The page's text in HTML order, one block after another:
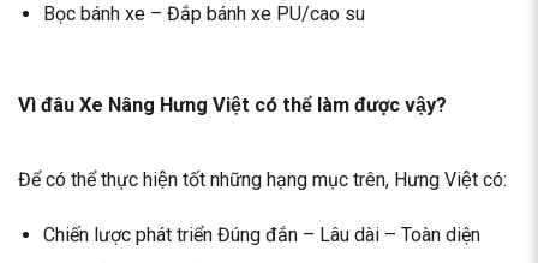
Bọc bánh xe – Đắp bánh xe PU/cao su
Vì đâu Xe Nâng Hưng Việt có thể làm được vậy?
Để có thể thực hiện tốt những hạng mục trên, Hưng Việt có:
Chiến lược phát triển Đúng đắn – Lâu dài – Toàn diện